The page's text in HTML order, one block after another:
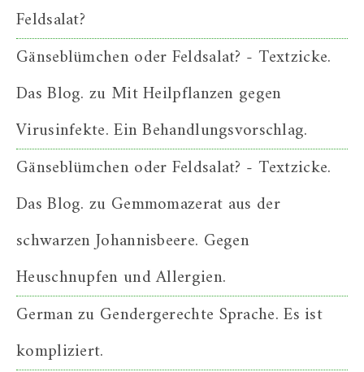
Feldsalat?
Gänseblümchen oder Feldsalat? - Textzicke.
Das Blog. zu Mit Heilpflanzen gegen
Virusinfekte. Ein Behandlungsvorschlag.
Gänseblümchen oder Feldsalat? - Textzicke.
Das Blog. zu Gemmomazerat aus der
schwarzen Johannisbeere. Gegen
Heuschnupfen und Allergien.
Germanzu Gendergerechte Sprache. Es ist
kompliziert.